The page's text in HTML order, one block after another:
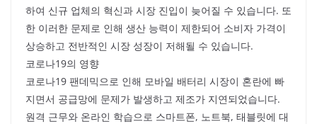
하여 신규 업체의 혁신과 시장 진입이 늦어질 수 있습니다. 또
한 이러한 문제로 인해 생산 능력이 제한되어 소비자 가격이
상승하고 전반적인 시장 성장이 저해될 수 있습니다.
코로나19의 영향
코로나19 팬데믹으로 인해 모바일 배터리 시장이 혼란에 빠
지면서 공급망에 문제가 발생하고 제조가 지연되었습니다.
원격 근무와 온라인 학습으로 스마트폰, 노트북, 태블릿에 대